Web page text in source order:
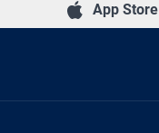
App Store